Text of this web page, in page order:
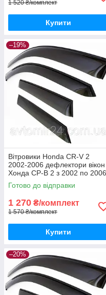
1 520 ₴/комплект
Купити
–19%
Вітровики Honda CR-V 2
2002-2006 дефлектори вікон
Хонда СР-В 2 з 2002 по 2006
(комплект 4шт)
Готово до відправки
1 270 ₴/комплект
1 570 ₴/комплект
Купити
–20%